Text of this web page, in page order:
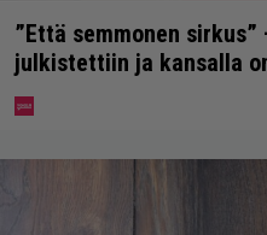
”Että semmonen
julkistettiin ja kansalla